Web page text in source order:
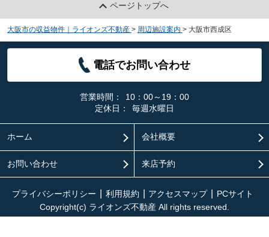
ページトップへ
大阪市の収益物件｜ライオンズ不動産 > 周辺施設案内 > 大阪市西成区
電話でお問い合わせ
営業時間：
10：00～19：00
定休日：
毎週水曜日
ホーム 会社概要
お問い合わせ 来店予約
プライバシーポリシー 利用規約 アクセスマップ
PCサイト
Copyright(c) ライオンズ不動産 All rights reserved.